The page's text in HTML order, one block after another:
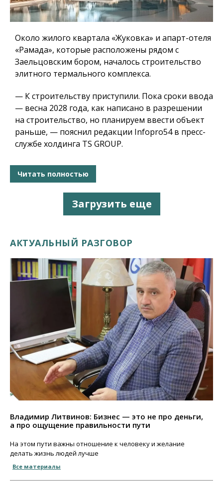
Около жилого квартала «Жуковка» и апарт-отеля
«Рамада», которые расположены рядом с
Заельцовским бором, началось строительство
элитного термального комплекса.
— К строительству приступили. Пока сроки ввода
— весна 2028 года, как написано в разрешении
на строительство, но планируем ввести объект
раньше, — пояснил редакции Infopro54 в пресс-
службе холдинга TS GROUP.
Читать полностью
Загрузить еще
АКТУАЛЬНЫЙ РАЗГОВОР
Владимир Литвинов: Бизнес — это не про деньги,
а про ощущение правильности пути
На этом пути важны отношение к человеку и желание
делать жизнь людей лучше
Все материалы